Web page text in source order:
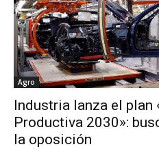
Agro
Industria lanza el plan
Productiva 2030»:
la oposición